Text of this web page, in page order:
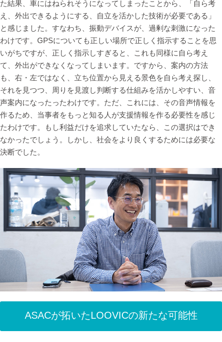
た結果、車にはねられそうになってしまったことから、「自ら考
え、外出できるようにする、自立を活かした技術が必要である」
と感じました。すなわち、振動デバイスが、過剰な刺激になった
わけです。GPSについても正しい場所で正しく指示することを思
いがちですが、正しく指示しすぎると、これも同様に自ら考え
て、外出ができなくなってしまいます。ですから、案内の方法
も、右・左ではなく、立ち位置から見える景色を自ら考え探し、
それを見つつ、周りを見渡し判断する仕組みを活かしやすい、音
声案内になったったわけです。ただ、これには、その音声情報を
作るため、当事者をもっと知る人が支援情報を作る必要性を感じ
たわけです。もし利益だけを追求していたなら、この選択はでき
なかったでしょう。しかし、社会をより良くするためには必要な
決断でした。
ASACが拓いたLOOVICの新たな可能性